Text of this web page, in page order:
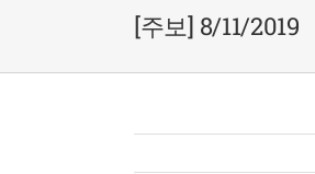
[주보] 8/11/2019